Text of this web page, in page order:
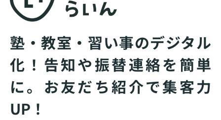
塾・教室・習い事のデジタル
化！告知や振替連絡を簡単
に。お友だち紹介で集客力
UP！